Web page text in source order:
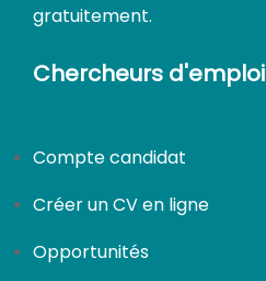
gratuitement.
Chercheurs d'emploi
Compte candidat
Créer un CV en ligne
Opportunités